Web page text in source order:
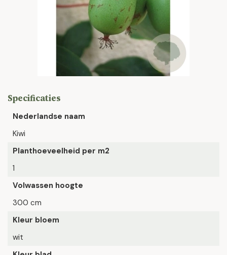
Specificaties
Nederlandse naam
Kiwi
Planthoeveelheid per m2
1
Volwassen hoogte
300 cm
Kleur bloem
wit